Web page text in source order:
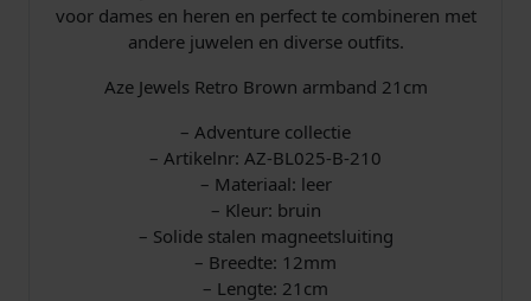
-
2
1
a
a
voor dames en heren en perfect te combineren met
andere juwelen en diverse outfits.
Aze Jewels Retro Brown armband 21cm
– Adventure collectie
– Artikelnr: AZ-BL025-B-210
– Materiaal: leer
– Kleur: bruin
– Solide stalen magneetsluiting
– Breedte: 12mm
– Lengte: 21cm